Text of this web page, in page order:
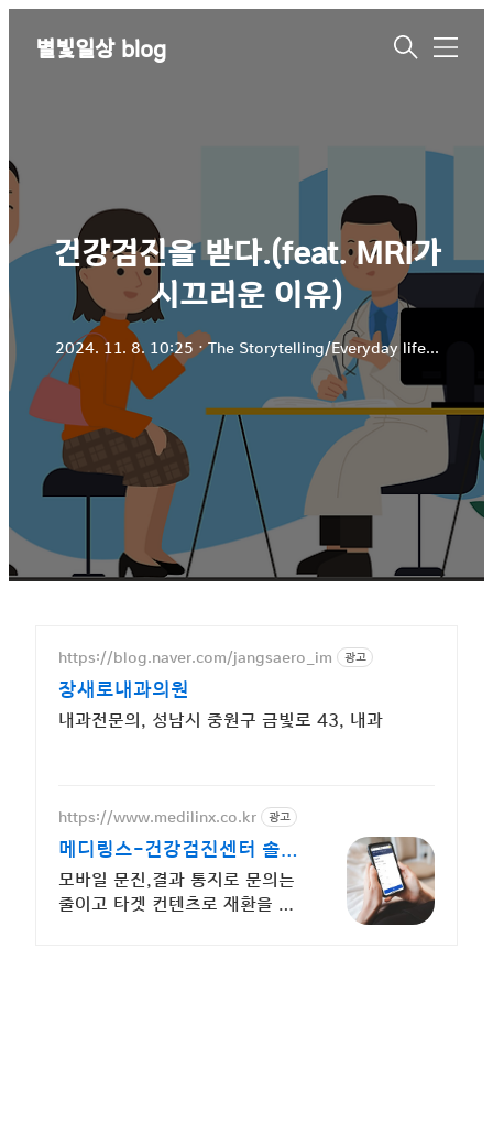
별빛일상 blog
메
건강검진을 받다.(feat. MRI가
시끄러운 이유)
2024. 11. 8. 10:25 ㆍThe Storytelling/Everyday life...
https://blog.naver.com/jangsaero_im 광고
장새로내과의원
내과전문의, 성남시 중원구 금빛로 43, 내과
https://www.medilinx.co.kr 광고
메디링스-건강검진센터 솔루
션
모바일 문진,결과 통지로 문의는
줄이고 타겟 컨텐츠로 재환을 자